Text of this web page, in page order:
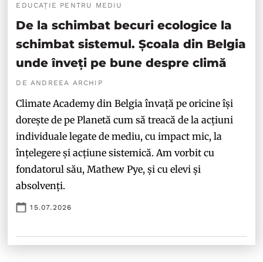
EDUCAȚIE PENTRU MEDIU
De la schimbat becuri ecologice la
schimbat sistemul. Școala din Belgia
unde înveți pe bune despre climă
DE ANDREEA ARCHIP
Climate Academy din Belgia învață pe oricine își
dorește de pe Planetă cum să treacă de la acțiuni
individuale legate de mediu, cu impact mic, la
înțelegere și acțiune sistemică. Am vorbit cu
fondatorul său, Mathew Pye, și cu elevi și
absolvenți.
15.07.2026